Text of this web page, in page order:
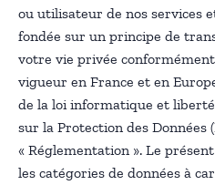
ou utilisateur de nos services
fondée sur un principe de
votre vie privée
vigueur en France et en
de la loi informatique et
sur la Protection des Données
« Réglementation ». Le
les catégories de données à